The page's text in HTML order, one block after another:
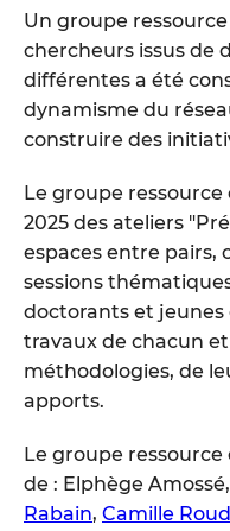
Un groupe
chercheurs issus de
différentes a été
dynamisme du
construire des
Le groupe
2025 des ateliers
espaces entre pairs,
sessions
doctorants et jeunes
travaux de chacun
méthodologies, de
apports.
Le groupe
de : Elphège Amossé,
Rabain, Camille